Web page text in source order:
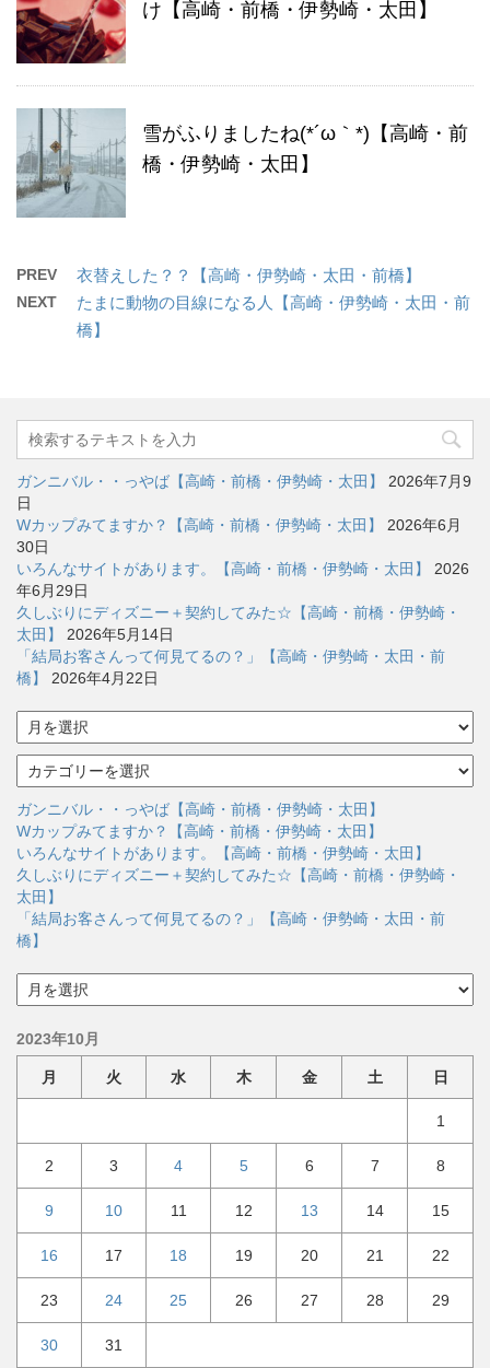
け【高崎・前橋・伊勢崎・太田】
雪がふりましたね(*´ω｀*)【高崎・前
橋・伊勢崎・太田】
PREV 衣替えした？？【高崎・伊勢崎・太田・前橋】
NEXT
たまに動物の目線になる人【高崎・伊勢崎・太田・前
橋】
ガンニバル・・っやば【高崎・前橋・伊勢崎・太田】
2026年7月9
日
Wカップみてますか？【高崎・前橋・伊勢崎・太田】
2026年6月
30日
いろんなサイトがあります。【高崎・前橋・伊勢崎・太田】
2026
年6月29日
久しぶりにディズニー＋契約してみた☆【高崎・前橋・伊勢崎・
太田】
2026年5月14日
「結局お客さんって何見てるの？」【高崎・伊勢崎・太田・前
橋】
2026年4月22日
ー
イ
ブ
テ
ゴ
リ
ー
ガンニバル・・っやば【高崎・前橋・伊勢崎・太田】
Wカップみてますか？【高崎・前橋・伊勢崎・太田】
いろんなサイトがあります。【高崎・前橋・伊勢崎・太田】
久しぶりにディズニー＋契約してみた☆【高崎・前橋・伊勢崎・
太田】
「結局お客さんって何見てるの？」【高崎・伊勢崎・太田・前
橋】
ー
イ
2023年10月
月 火 水 木 金 土 日
1
2 3 4 5 6 7 8
9 10 11 12 13 14 15
16 17 18 19 20 21 22
23 24 25 26 27 28 29
30
31